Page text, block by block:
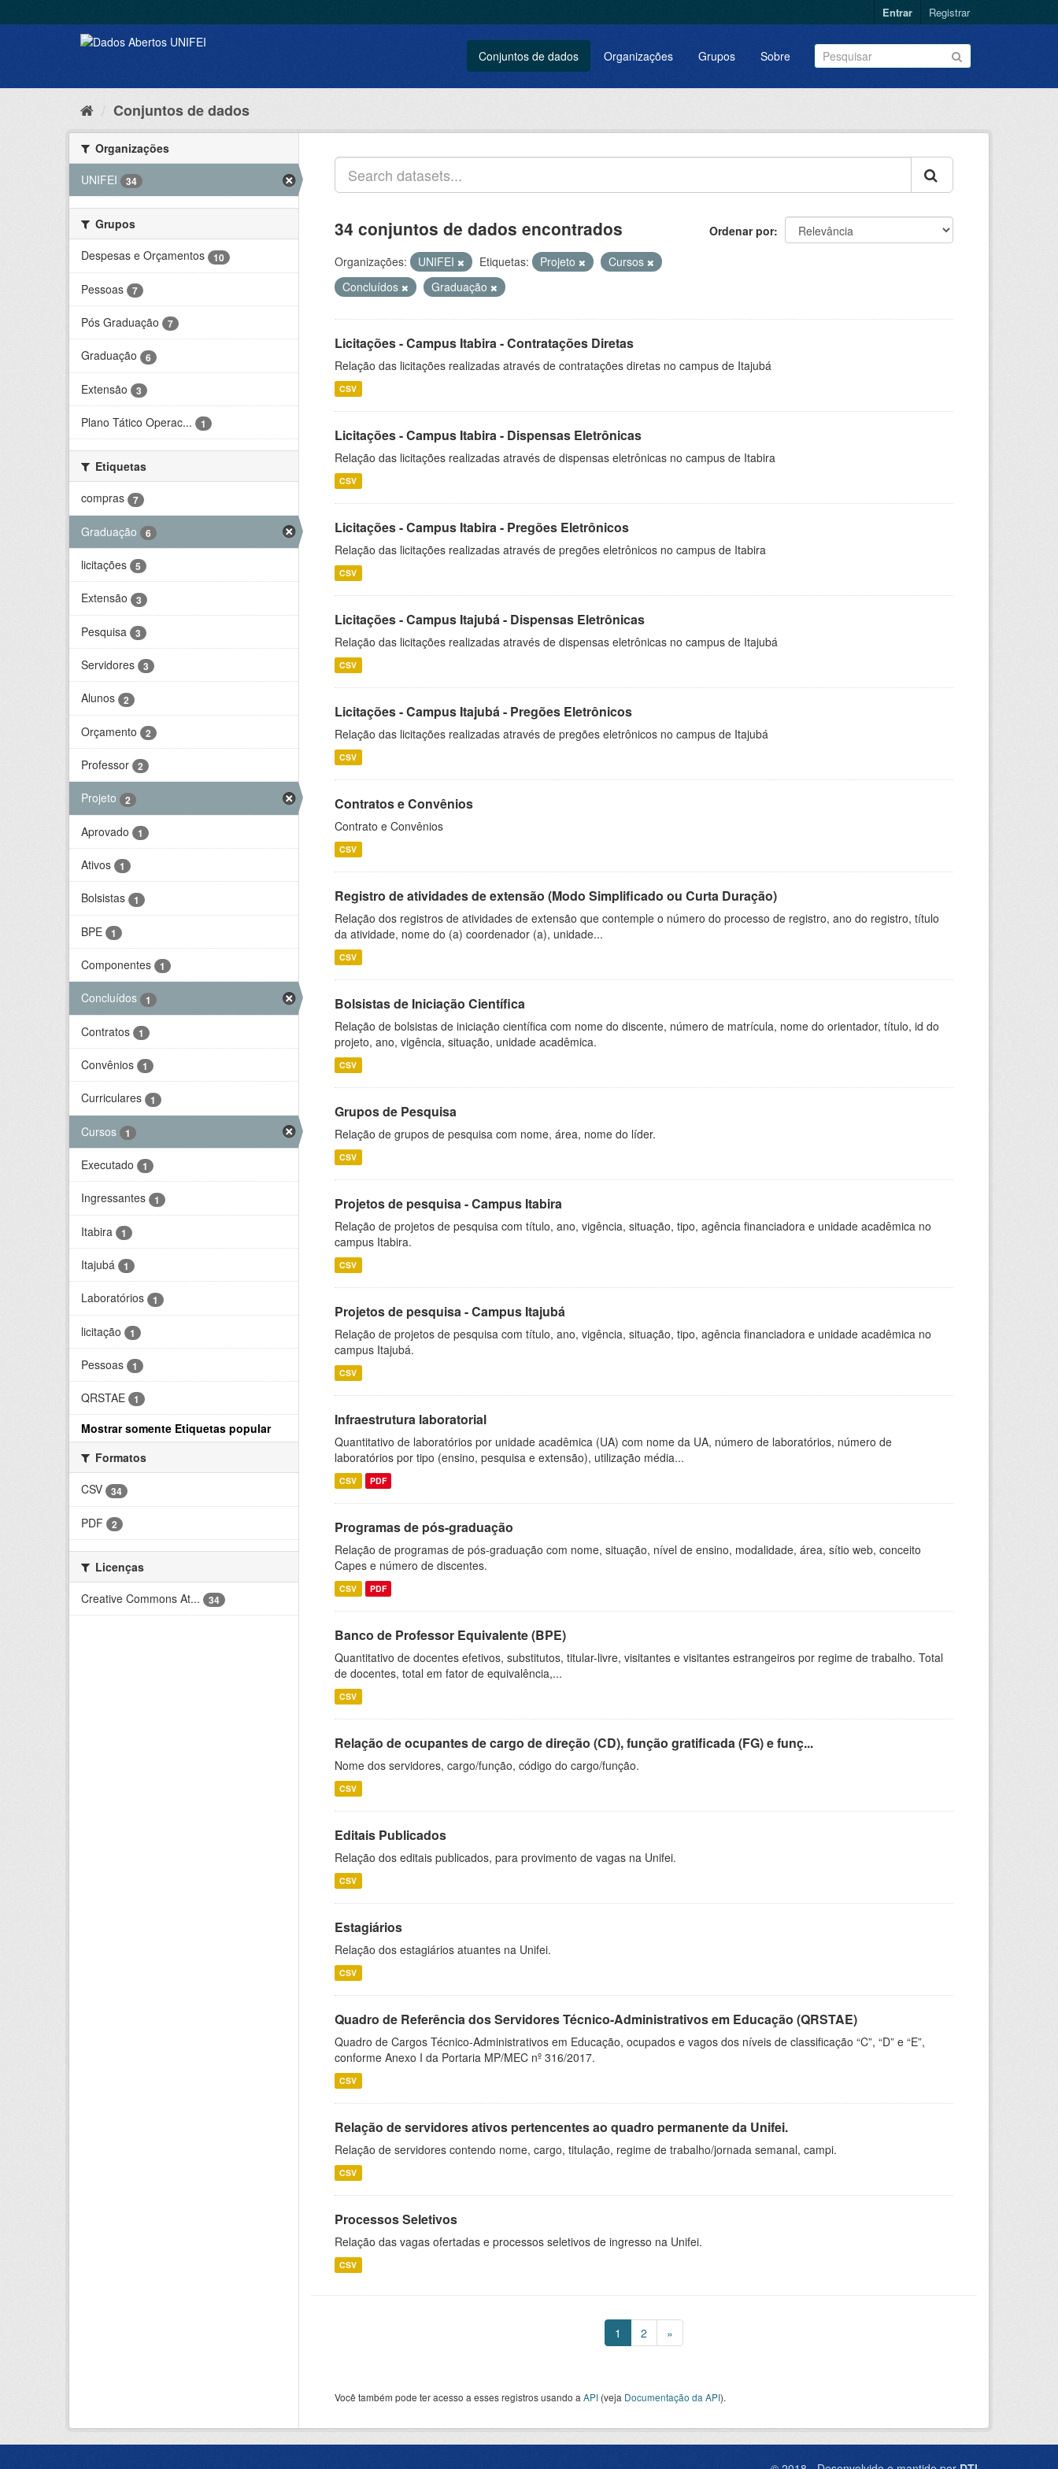
Entrar Registrar
Conjuntos de dados Organizações Grupos Sobre
Conjuntos de dados
Organizações
UNIFEI
34
Grupos
Despesas e Orçamentos
10
Pessoas 7
Pós Graduação 7
Graduação 6
Extensão 3
Plano Tático Operac... 1
Etiquetas
compras
7
Graduação 6
licitações 5
Extensão 3
Pesquisa 3
Servidores 3
Alunos 2
Orçamento 2
Professor 2
Projeto 2
Aprovado 1
Ativos 1
Bolsistas 1
BPE 1
Componentes 1
Concluídos 1
Contratos 1
Convênios 1
Curriculares 1
Cursos 1
Executado 1
Ingressantes 1
Itabira 1
Itajubá 1
Laboratórios 1
licitação 1
Pessoas 1
QRSTAE 1
Mostrar somente Etiquetas popular
Formatos
CSV
34
PDF 2
Licenças
Creative Commons At...
34
Ordenar por
34 conjuntos de dados encontrados
Organizações: UNIFEI Etiquetas: Projeto
Cursos
Concluídos
Graduação
Licitações - Campus Itabira - Contratações Diretas
Relação das licitações realizadas através de contratações diretas no campus de Itajubá
CSV
Licitações - Campus Itabira - Dispensas Eletrônicas
Relação das licitações realizadas através de dispensas eletrônicas no campus de Itabira
CSV
Licitações - Campus Itabira - Pregões Eletrônicos
Relação das licitações realizadas através de pregões eletrônicos no campus de Itabira
CSV
Licitações - Campus Itajubá - Dispensas Eletrônicas
Relação das licitações realizadas através de dispensas eletrônicas no campus de Itajubá
CSV
Licitações - Campus Itajubá - Pregões Eletrônicos
Relação das licitações realizadas através de pregões eletrônicos no campus de Itajubá
CSV
Contratos e Convênios
Contrato e Convênios
CSV
Registro de atividades de extensão (Modo Simplificado ou Curta Duração)
Relação dos registros de atividades de extensão que contemple o número do processo de registro, ano do registro, título
da atividade, nome do (a) coordenador (a), unidade...
CSV
Bolsistas de Iniciação Científica
Relação de bolsistas de iniciação científica com nome do discente, número de matrícula, nome do orientador, título, id do
projeto, ano, vigência, situação, unidade acadêmica.
CSV
Grupos de Pesquisa
Relação de grupos de pesquisa com nome, área, nome do líder.
CSV
Projetos de pesquisa - Campus Itabira
Relação de projetos de pesquisa com título, ano, vigência, situação, tipo, agência financiadora e unidade acadêmica no
campus Itabira.
CSV
Projetos de pesquisa - Campus Itajubá
Relação de projetos de pesquisa com título, ano, vigência, situação, tipo, agência financiadora e unidade acadêmica no
campus Itajubá.
CSV
Infraestrutura laboratorial
Quantitativo de laboratórios por unidade acadêmica (UA) com nome da UA, número de laboratórios, número de
laboratórios por tipo (ensino, pesquisa e extensão), utilização média...
CSV PDF
Programas de pós-graduação
Relação de programas de pós-graduação com nome, situação, nível de ensino, modalidade, área, sítio web, conceito
Capes e número de discentes.
CSV PDF
Banco de Professor Equivalente (BPE)
Quantitativo de docentes efetivos, substitutos, titular-livre, visitantes e visitantes estrangeiros por regime de trabalho. Total
de docentes, total em fator de equivalência,...
CSV
Relação de ocupantes de cargo de direção (CD), função gratificada (FG) e funç...
Nome dos servidores, cargo/função, código do cargo/função.
CSV
Editais Publicados
Relação dos editais publicados, para provimento de vagas na Unifei.
CSV
Estagiários
Relação dos estagiários atuantes na Unifei.
CSV
Quadro de Referência dos Servidores Técnico-Administrativos em Educação (QRSTAE)
Quadro de Cargos Técnico-Administrativos em Educação, ocupados e vagos dos níveis de classificação “C”, “D” e “E”,
conforme Anexo I da Portaria MP/MEC nº 316/2017.
CSV
Relação de servidores ativos pertencentes ao quadro permanente da Unifei.
Relação de servidores contendo nome, cargo, titulação, regime de trabalho/jornada semanal, campi.
CSV
Processos Seletivos
Relação das vagas ofertadas e processos seletivos de ingresso na Unifei.
CSV
1 2 »
Você também pode ter acesso a esses registros usando a API (veja Documentação da API).